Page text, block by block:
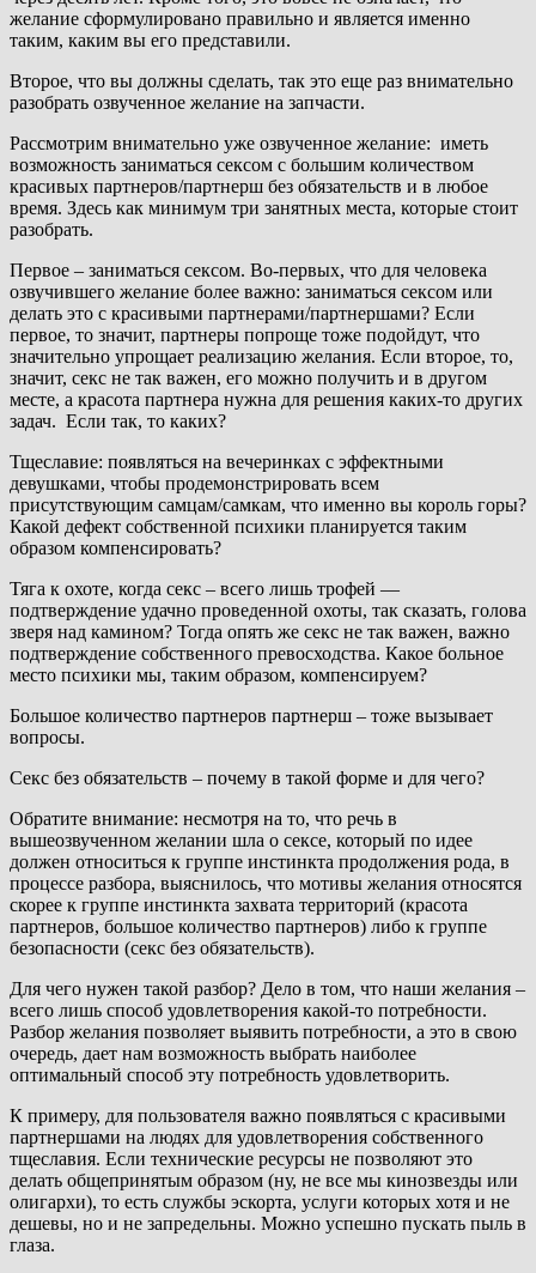
желание сформулировано правильно и является именно
таким, каким вы его представили.
Второе, что вы должны сделать, так это еще раз внимательно
разобрать озвученное желание на запчасти.
Рассмотрим внимательно уже озвученное желание: иметь
возможность заниматься сексом с большим количеством
красивых партнеров/партнерш без обязательств и в любое
время. Здесь как минимум три занятных места, которые стоит
разобрать.
Первое – заниматься сексом. Во-первых, что для человека
озвучившего желание более важно: заниматься сексом или
делать это с красивыми партнерами/партнершами? Если
первое, то значит, партнеры попроще тоже подойдут, что
значительно упрощает реализацию желания. Если второе, то,
значит, секс не так важен, его можно получить и в другом
месте, а красота партнера нужна для решения каких-то других
задач. Если так, то каких?
Тщеславие: появляться на вечеринках с эффектными
девушками, чтобы продемонстрировать всем
присутствующим самцам/самкам, что именно вы король горы?
Какой дефект собственной психики планируется таким
образом компенсировать?
Тяга к охоте, когда секс – всего лишь трофей —
подтверждение удачно проведенной охоты, так сказать, голова
зверя над камином? Тогда опять же секс не так важен, важно
подтверждение собственного превосходства. Какое больное
место психики мы, таким образом, компенсируем?
Большое количество партнеров партнерш – тоже вызывает
вопросы.
Секс без обязательств – почему в такой форме и для чего?
Обратите внимание: несмотря на то, что речь в
вышеозвученном желании шла о сексе, который по идее
должен относиться к группе инстинкта продолжения рода, в
процессе разбора, выяснилось, что мотивы желания относятся
скорее к группе инстинкта захвата территорий (красота
партнеров, большое количество партнеров) либо к группе
безопасности (секс без обязательств).
Для чего нужен такой разбор? Дело в том, что наши желания –
всего лишь способ удовлетворения какой-то потребности.
Разбор желания позволяет выявить потребности, а это в свою
очередь, дает нам возможность выбрать наиболее
оптимальный способ эту потребность удовлетворить.
К примеру, для пользователя важно появляться с красивыми
партнершами на людях для удовлетворения собственного
тщеславия. Если технические ресурсы не позволяют это
делать общепринятым образом (ну, не все мы кинозвезды или
олигархи), то есть службы эскорта, услуги которых хотя и не
дешевы, но и не запредельны. Можно успешно пускать пыль в
глаза.